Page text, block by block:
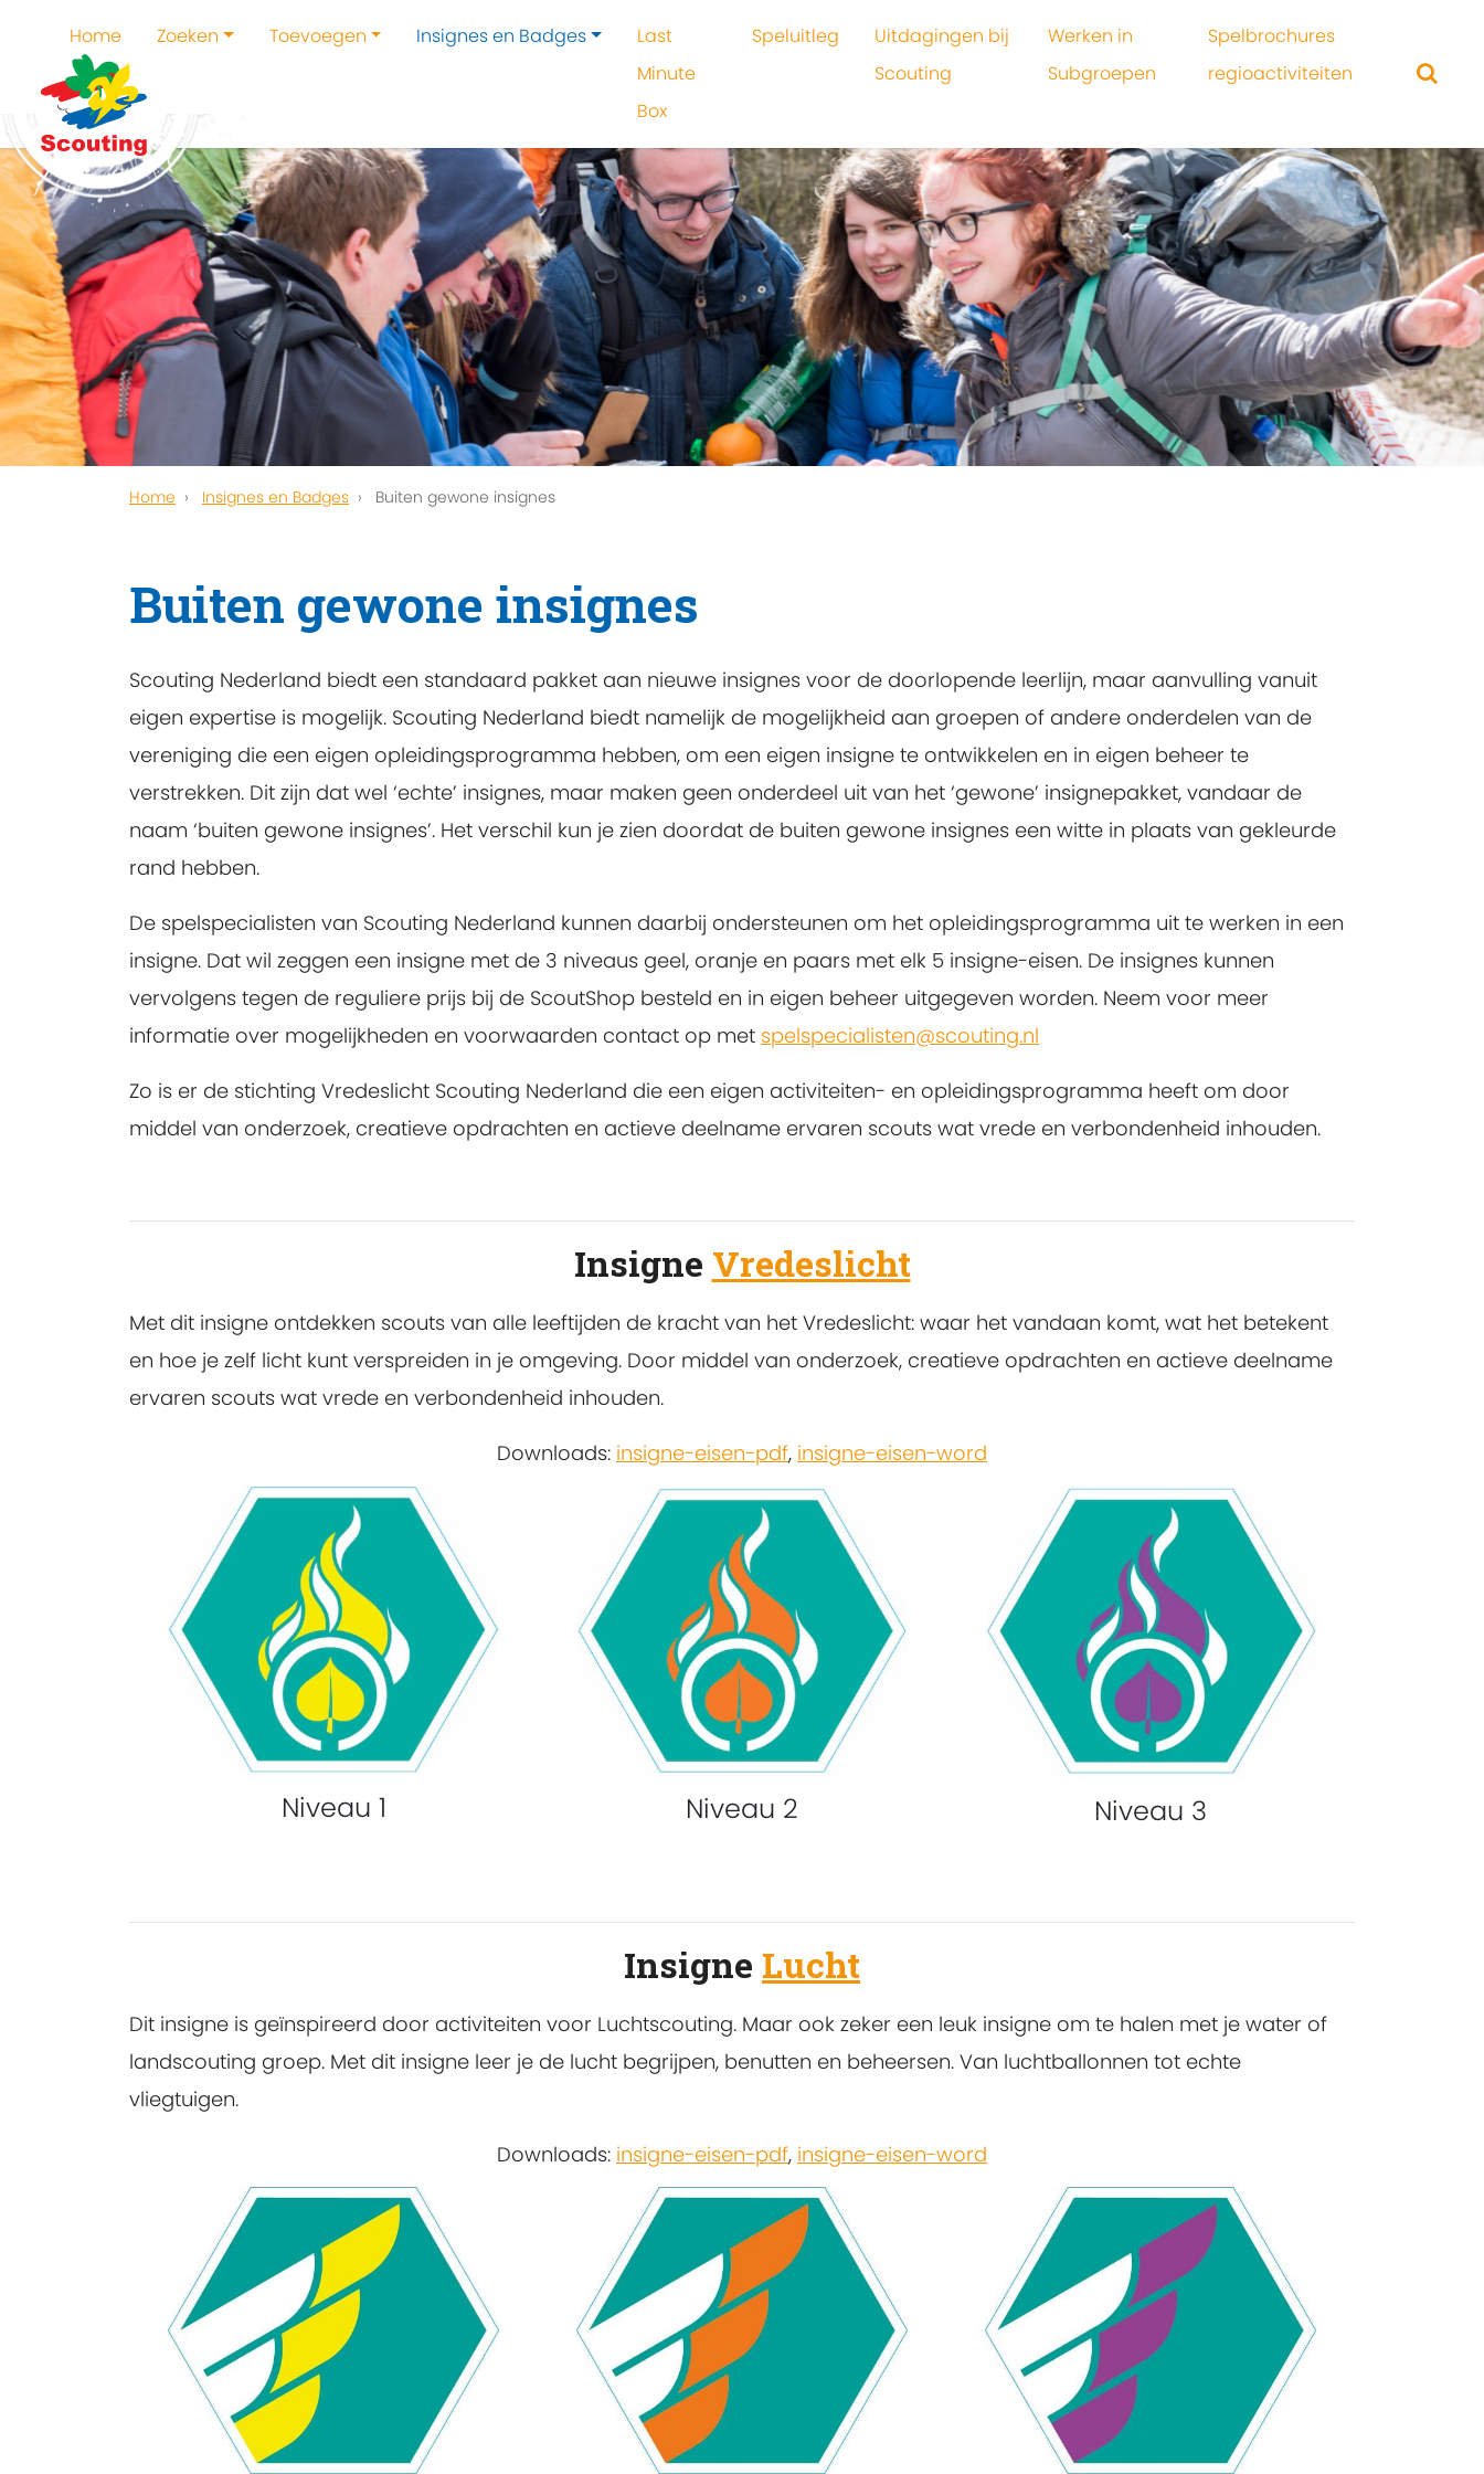
Home Zoeken Toevoegen Insignes en Badges
Last
Minute
Box
Speluitleg
Uitdagingen bij
Scouting
Werken in
Subgroepen
Spelbrochures
regioactiviteiten
Home Insignes en Badges Buiten gewone insignes
Buiten gewone insignes
Scouting Nederland biedt een standaard pakket aan nieuwe insignes voor de doorlopende leerlijn, maar aanvulling vanuit
eigen expertise is mogelijk. Scouting Nederland biedt namelijk de mogelijkheid aan groepen of andere onderdelen van de
vereniging die een eigen opleidingsprogramma hebben, om een eigen insigne te ontwikkelen en in eigen beheer te
verstrekken. Dit zijn dat wel ‘echte’ insignes, maar maken geen onderdeel uit van het ‘gewone’ insignepakket, vandaar de
naam ‘buiten gewone insignes’. Het verschil kun je zien doordat de buiten gewone insignes een witte in plaats van gekleurde
rand hebben.
De spelspecialisten van Scouting Nederland kunnen daarbij ondersteunen om het opleidingsprogramma uit te werken in een
insigne. Dat wil zeggen een insigne met de 3 niveaus geel, oranje en paars met elk 5 insigne-eisen. De insignes kunnen
vervolgens tegen de reguliere prijs bij de ScoutShop besteld en in eigen beheer uitgegeven worden. Neem voor meer
informatie over mogelijkheden en voorwaarden contact op met spelspecialisten@scouting.nl
Zo is er de stichting Vredeslicht Scouting Nederland die een eigen activiteiten- en opleidingsprogramma heeft om door
middel van onderzoek, creatieve opdrachten en actieve deelname ervaren scouts wat vrede en verbondenheid inhouden.
Insigne Vredeslicht
Met dit insigne ontdekken scouts van alle leeftijden de kracht van het Vredeslicht: waar het vandaan komt, wat het betekent
en hoe je zelf licht kunt verspreiden in je omgeving. Door middel van onderzoek, creatieve opdrachten en actieve deelname
ervaren scouts wat vrede en verbondenheid inhouden.
Downloads: insigne-eisen-pdf, insigne-eisen-word
Niveau 1 Niveau 2 Niveau 3
Insigne Lucht
Dit insigne is geïnspireerd door activiteiten voor Luchtscouting. Maar ook zeker een leuk insigne om te halen met je water of
landscouting groep. Met dit insigne leer je de lucht begrijpen, benutten en beheersen. Van luchtballonnen tot echte
vliegtuigen.
Downloads: insigne-eisen-pdf, insigne-eisen-word